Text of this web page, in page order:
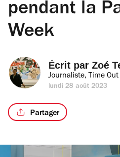
pendant la
Week
Écrit par Zoé
Journaliste, Time Out
lundi 28 août 2023
Partager